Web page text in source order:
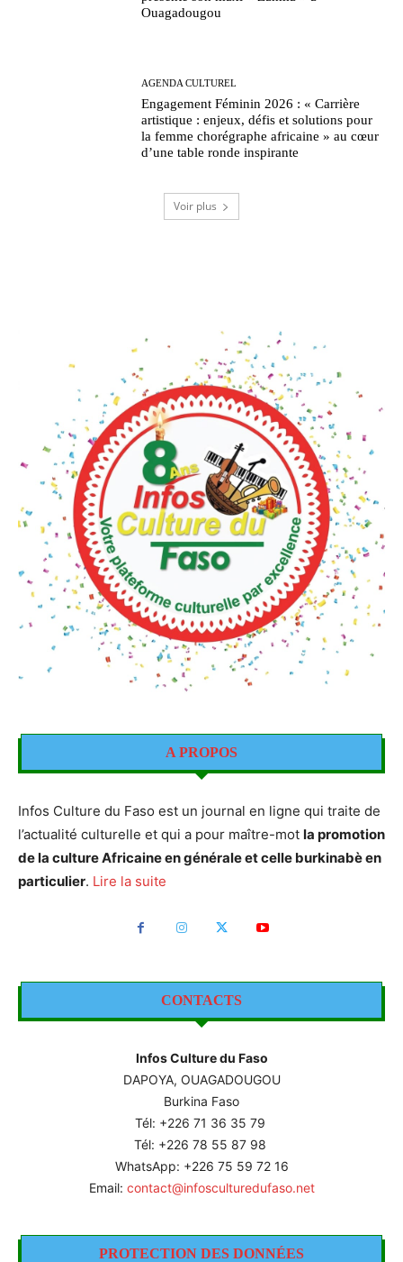
Ouagadougou
AGENDA CULTUREL
Engagement Féminin 2026 : « Carrière
artistique : enjeux, défis et solutions pour
la femme chorégraphe africaine » au cœur
d’une table ronde inspirante
Voir plus
A PROPOS
Infos Culture du Faso est un journal en ligne qui traite de
l’actualité culturelle et qui a pour maître-mot la promotion
de la culture Africaine en générale et celle burkinabè en
particulier. Lire la suite
CONTACTS
Infos Culture du Faso
DAPOYA, OUAGADOUGOU
Burkina Faso
Tél: +226 71 36 35 79
Tél: +226 78 55 87 98
WhatsApp: +226 75 59 72 16
Email: contact@infosculturedufaso.net
PROTECTION DES DONNÉES